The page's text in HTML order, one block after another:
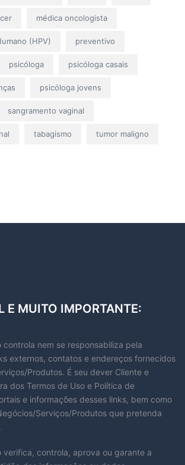
médica oncologista
(HPV) preventivo
psicóloga psicóloga casais
psicóloga jovens
sangramento vaginal
tabagismo tumor maligno
E MUITO IMPORTANTE:
controla nem se responsabiliza pela
externos, contatos e endereços fornecidos
Produtos. É seu dever Cliente e
dos Termos de Uso e Política de
e informações desses links, bem como
Serviços/Produtos que pretenda
verifica, controla, aprova ou garante a